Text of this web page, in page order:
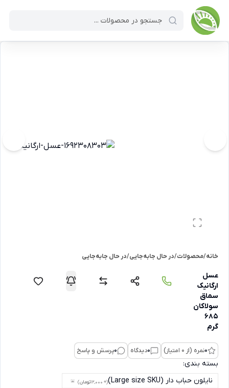
خانه/محصولات/در حال جابه‌جایی/در حال جابه‌جایی
عسل
ارگانیک
سماق
سولاکان
685
گرم
0نمره (از 0 امتیاز) 0دیدگاه 0پرسش و پاسخ
بسته بندی:
نایلون حباب دار (Large size SKU)
(+ 12,000 تومان)